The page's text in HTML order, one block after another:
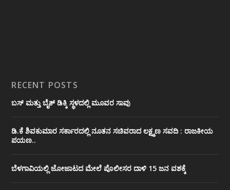
RECENT POSTS
ಬಸ್ ಮತ್ತು ಬೈಕ್ ಡಿಕ್ಕಿ ಸ್ಥಳದಲ್ಲಿ ಮೂವರ ಸಾವು
ಡಿ.ಕೆ ಶಿವಕುಮಾರ ಸರ್ಕಾರದಲ್ಲಿ ನೂತನ ಸಚಿವರಾದ ಲಕ್ಷ್ಮಣ ಸವದಿ : ರಾಜಕೀಯ
ಪಯಣ..
ಬೆಳಗಾವಿಯಲ್ಲಿ ಜೋಜಾಟದ ಮೇಲೆ ಪೊಲೀಸರ ದಾಳಿ 15 ಜನ ವಶಕ್ಕೆ